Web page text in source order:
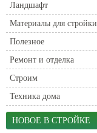
Ландшафт
Материалы для стройки
Полезное
Ремонт и отделка
Строим
Техника дома
НОВОЕ В СТРОЙКЕ